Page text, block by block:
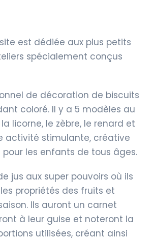
est dédiée aux plus petits
spécialement conçus
de décoration de biscuits
coloré. Il y a 5 modèles au
la licorne, le zèbre, le renard et
activité stimulante, créative
les enfants de tous âges.
jus aux super pouvoirs où ils
propriétés des fruits et
Ils auront un carnet
à leur guise et noteront la
utilisées, créant ainsi